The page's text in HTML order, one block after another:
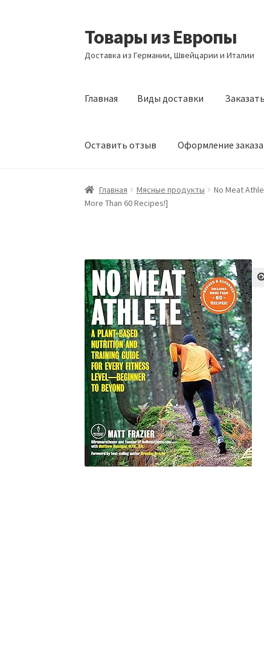
Перейти
к
навигации
Перейти
к
содержимому
Товары из Европы
Доставка из Германии, Швейцарии и Италии
Главная Виды доставки
Оставить отзыв Оформление заказа
Главная Виды доставки Заказать
Главная Мясные продукты
No Meat
More Than 60 Recipes!]